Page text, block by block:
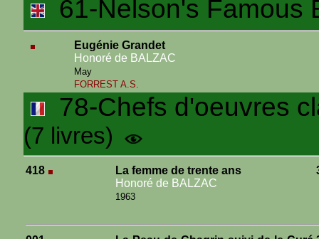
61-Nelson's Famous
Eugénie Grandet
Honoré de BALZAC
May
FORREST A.S.
78-Chefs d'oeuvres
(7 livres)
418
La femme de trente ans
Honoré de BALZAC
1963